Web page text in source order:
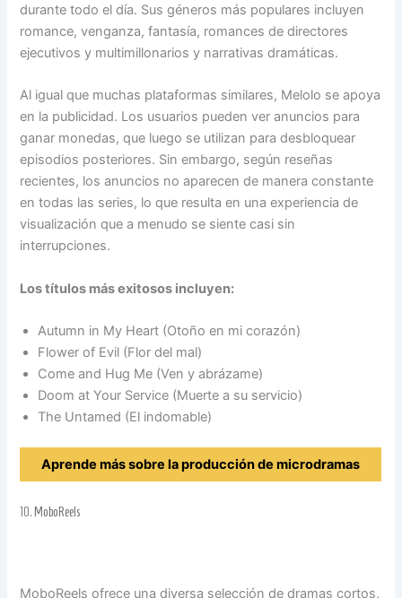
durante todo el día. Sus géneros más populares incluyen
romance, venganza, fantasía, romances de directores
ejecutivos y multimillonarios y narrativas dramáticas.
Al igual que muchas plataformas similares, Melolo se apoya
en la publicidad. Los usuarios pueden ver anuncios para
ganar monedas, que luego se utilizan para desbloquear
episodios posteriores. Sin embargo, según reseñas
recientes, los anuncios no aparecen de manera constante
en todas las series, lo que resulta en una experiencia de
visualización que a menudo se siente casi sin
interrupciones.
Los títulos más exitosos incluyen:
Autumn in My Heart (Otoño en mi corazón)
Flower of Evil (Flor del mal)
Come and Hug Me (Ven y abrázame)
Doom at Your Service (Muerte a su servicio)
The Untamed (El indomable)
Aprende más sobre la producción de microdramas
10. MoboReels
MoboReels ofrece una diversa selección de dramas cortos,